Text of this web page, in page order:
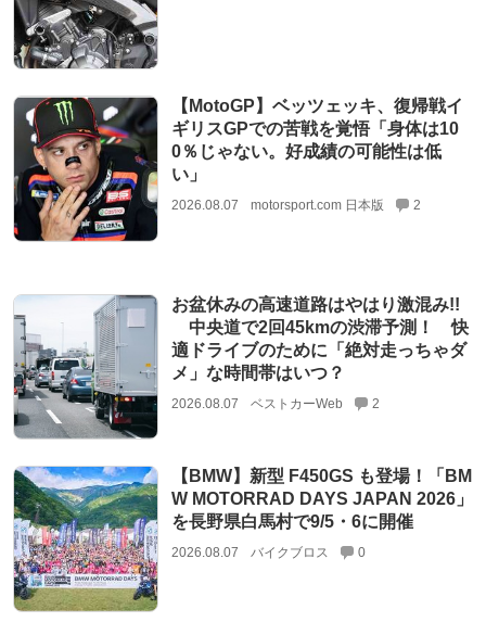
【MotoGP】ベッツェッキ、復帰戦イ
ギリスGPでの苦戦を覚悟「身体は10
0％じゃない。好成績の可能性は低
い」
2026.08.07 motorsport.com 日本版 2
お盆休みの高速道路はやはり激混み!!
中央道で2回45kmの渋滞予測！ 快
適ドライブのために「絶対走っちゃダ
メ」な時間帯はいつ？
2026.08.07 ベストカーWeb 2
【BMW】新型 F450GS も登場！「BM
W MOTORRAD DAYS JAPAN 2026」
を長野県白馬村で9/5・6に開催
2026.08.07 バイクブロス 0